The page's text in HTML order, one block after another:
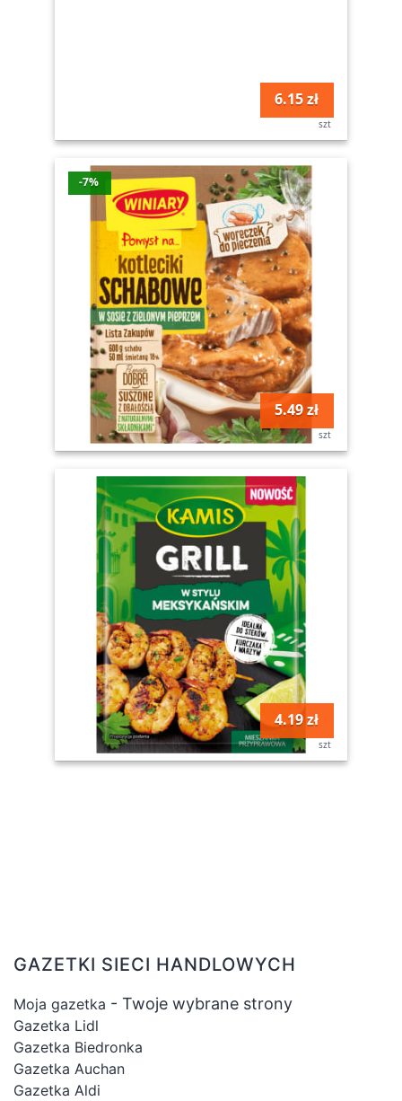
6.15 zł
szt
-7%
5.49 zł
szt
4.19 zł
szt
GAZETKI SIECI HANDLOWYCH
Moja gazetka - Twoje wybrane strony
Gazetka Lidl
Gazetka Biedronka
Gazetka Auchan
Gazetka Aldi